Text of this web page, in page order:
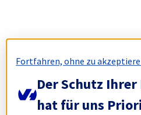
Fortfahren, ohne zu
Der Schutz
hat für uns